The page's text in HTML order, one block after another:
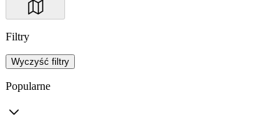
Filtry
Wyczyść filtry
Popularne